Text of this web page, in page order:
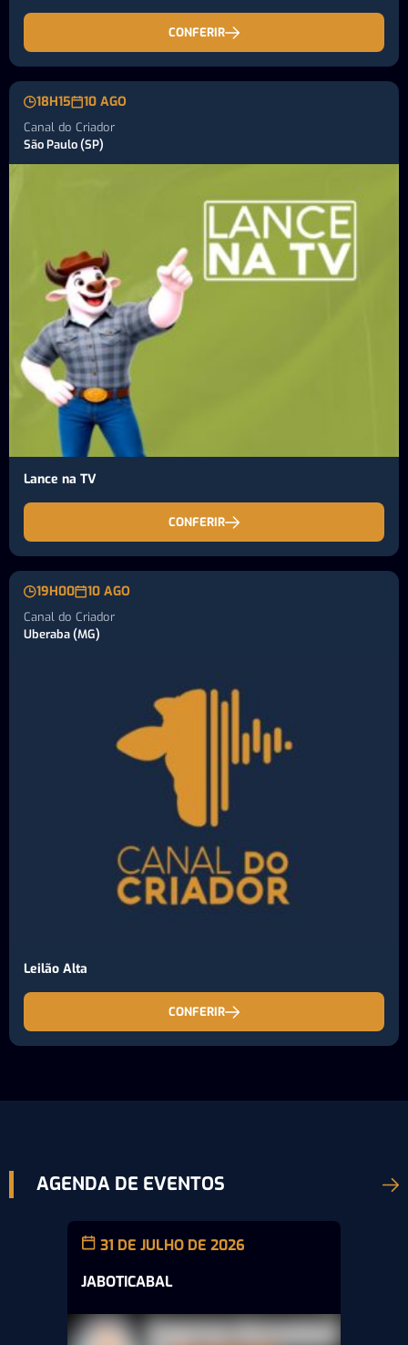
CONFERIR
18H15 10 AGO
Canal do Criador
São Paulo (SP)
Lance na TV
CONFERIR
19H00 10 AGO
Canal do Criador
Uberaba (MG)
Leilão Alta
CONFERIR
AGENDA DE EVENTOS
31 DE JULHO DE 2026
JABOTICABAL